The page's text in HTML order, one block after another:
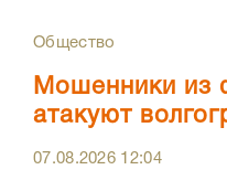
Общество
Мошенники из
атакуют
07.08.2026 12:04